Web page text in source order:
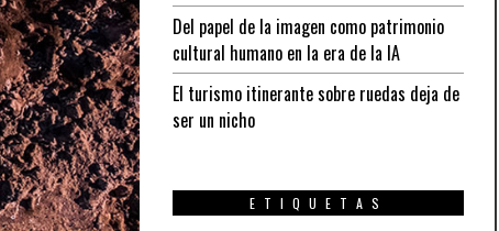
Del papel de la imagen como patrimonio
cultural humano en la era de la IA
El turismo itinerante sobre ruedas deja de
ser un nicho
ETIQUETAS